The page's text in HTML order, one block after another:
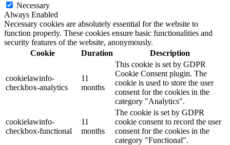
Necessary
Always Enabled
Necessary cookies are absolutely essential for the website to
function properly. These cookies ensure basic functionalities and
security features of the website, anonymously.
Cookie
Duration Description
cookielawinfo-
checkbox-analytics
11
months
This cookie is set by GDPR
Cookie Consent plugin. The
cookie is used to store the user
consent for the cookies in the
category "Analytics".
cookielawinfo-
checkbox-functional
11
months
The cookie is set by GDPR
cookie consent to record the user
consent for the cookies in the
category "Functional".